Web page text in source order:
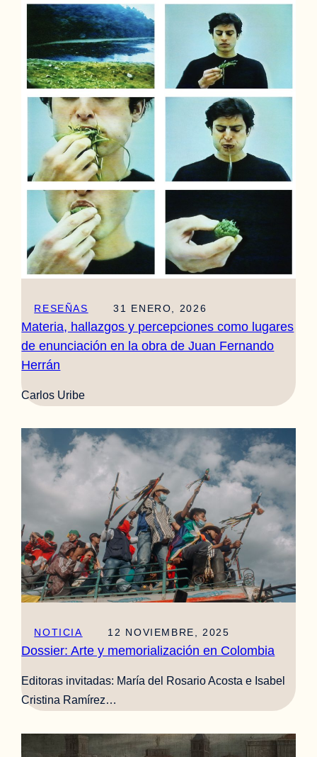
RESEÑAS 31 ENERO, 2026
Materia, hallazgos y percepciones como lugares
de enunciación en la obra de Juan Fernando
Herrán
Carlos Uribe
NOTICIA 12 NOVIEMBRE, 2025
Dossier: Arte y memorialización en Colombia
Editoras invitadas: María del Rosario Acosta e Isabel
Cristina Ramírez…